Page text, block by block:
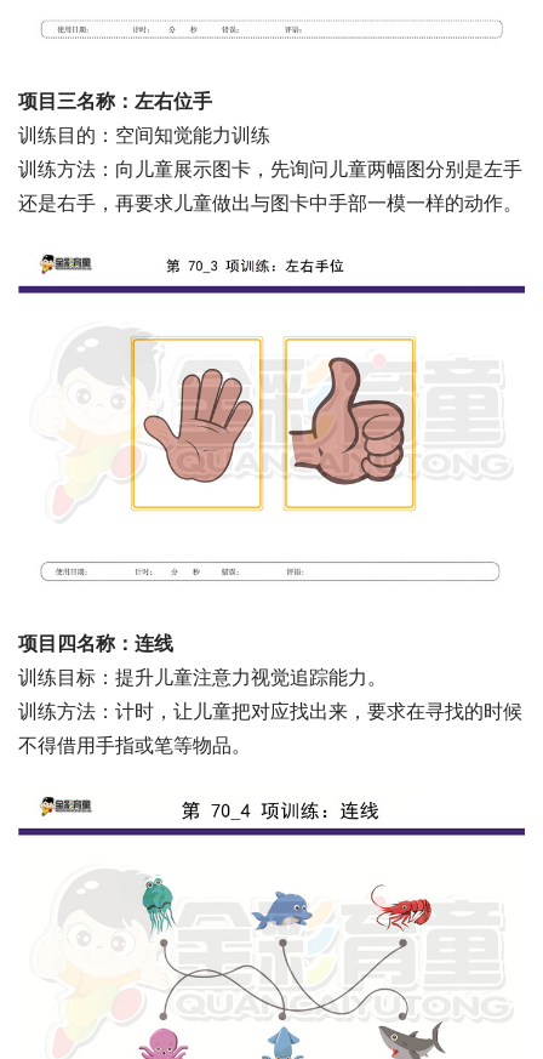
项目三名称：左右位手
训练目的：空间知觉能力训练
训练方法：向儿童展示图卡，先询问儿童两幅图分别是左手
还是右手，再要求儿童做出与图卡中手部一模一样的动作。
项目四名称：连线
训练目标：提升儿童注意力视觉追踪能力。
训练方法：计时，让儿童把对应找出来，要求在寻找的时候
不得借用手指或笔等物品。